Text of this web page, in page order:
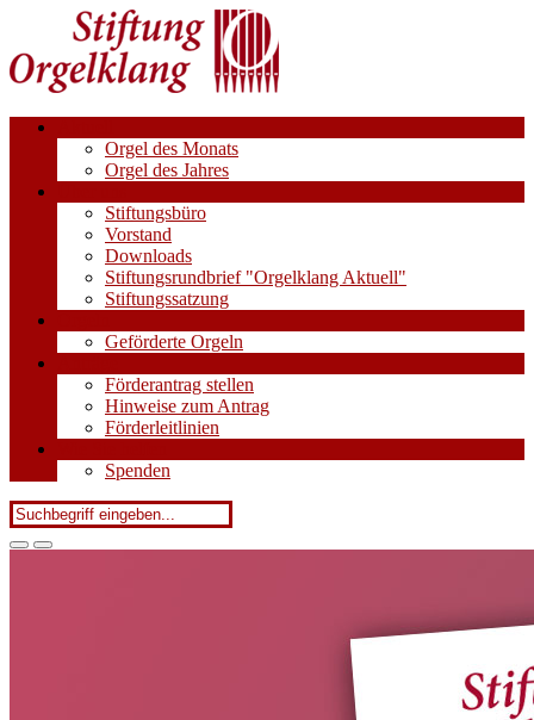
Orgel des Monats
Orgel des Jahres
Stiftungsbüro
Vorstand
Downloads
Stiftungsrundbrief "Orgelklang Aktuell"
Stiftungssatzung
Geförderte Orgeln
Förderantrag stellen
Hinweise zum Antrag
Förderleitlinien
Spenden